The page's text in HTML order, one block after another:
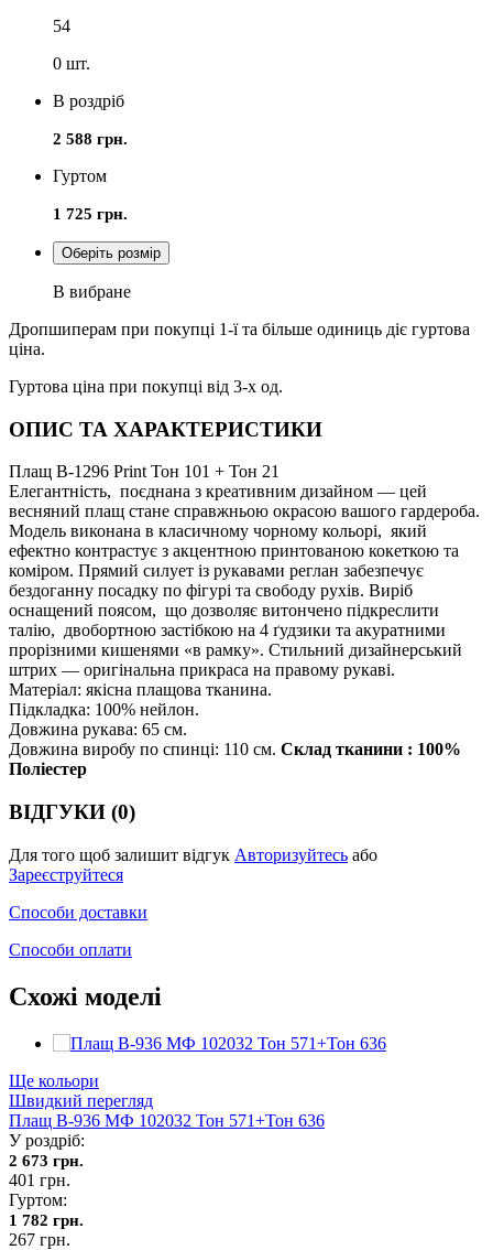
54
0 шт.
В роздріб
2 588 грн.
Гуртом
1 725 грн.
Оберіть розмір
В вибране
Дропшиперам при покупці 1-ї та більше одиниць діє гуртова
ціна.
Гуртова ціна при покупці від 3-х од.
ОПИС ТА ХАРАКТЕРИСТИКИ
Плащ В-1296 Print Тон 101 + Тон 21
Елегантність, поєднана з креативним дизайном — цей
весняний плащ стане справжньою окрасою вашого гардероба.
Модель виконана в класичному чорному кольорі, який
ефектно контрастує з акцентною принтованою кокеткою та
коміром. Прямий силует із рукавами реглан забезпечує
бездоганну посадку по фігурі та свободу рухів. Виріб
оснащений поясом, що дозволяє витончено підкреслити
талію, двобортною застібкою на 4 ґудзики та акуратними
прорізними кишенями «в рамку». Стильний дизайнерський
штрих — оригінальна прикраса на правому рукаві.
Матеріал: якісна плащова тканина.
Підкладка: 100% нейлон.
Довжина рукава: 65 см.
Довжина виробу по спинці: 110 см. Склад тканини : 100%
Поліестер
ВІДГУКИ (0)
Для того щоб залишит відгук Авторизуйтесь або
Зареєструйтеся
Способи доставки
Способи оплати
Схожі моделі
Ще кольори
Швидкий перегляд
Плащ В-936 МФ 102032 Тон 571+Тон 636
У роздріб:
2 673 грн.
401 грн.
Гуртом:
1 782 грн.
267 грн.